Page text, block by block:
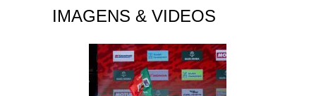
IMAGENS & VIDEOS